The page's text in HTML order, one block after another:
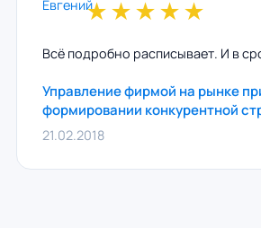
★★★★★
Всё подробно расписывает. И в
Управление фирмой на рынке
формировании конкурентной
21.02.2018